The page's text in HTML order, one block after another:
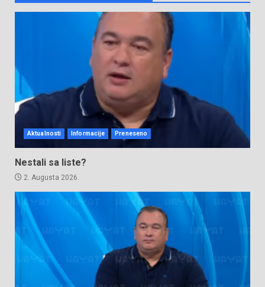
Aktualnosti Informacije Preneseno
Nestali sa liste?
2. Augusta 2026.